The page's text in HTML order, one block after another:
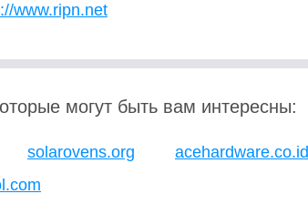
www.ripn.net
могут быть вам интересны:
solarovens.org acehardware.co.id